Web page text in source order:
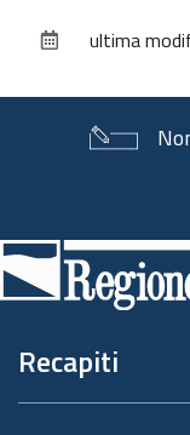
documento
ultima
di
pagina
Recapiti